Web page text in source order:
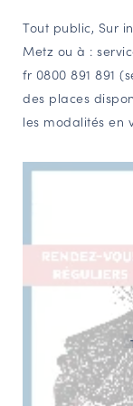
Tout public, Sur
Metz ou à :
fr 0800 891 891
des places
les modalités en